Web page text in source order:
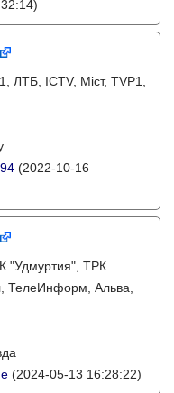
ЛТБ, ICTV, Міст, TVP1,
(2022-10-16
"Удмуртия", ТРК
ТелеИнформ, Альва,
(2024-05-13 16:28:22)